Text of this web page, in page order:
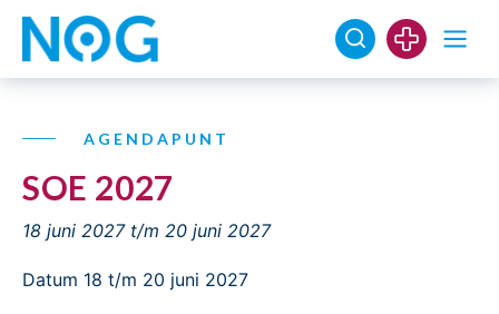
AGENDAPUNT
SOE 2027
18 juni 2027t/m 20 juni 2027
Datum 18 t/m 20 juni 2027